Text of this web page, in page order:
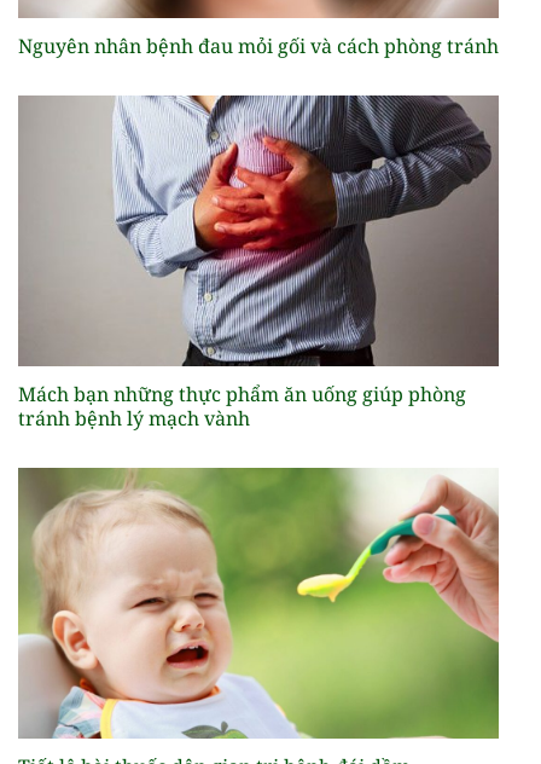
Nguyên nhân bệnh đau mỏi gối và cách phòng tránh
Mách bạn những thực phẩm ăn uống giúp phòng
tránh bệnh lý mạch vành